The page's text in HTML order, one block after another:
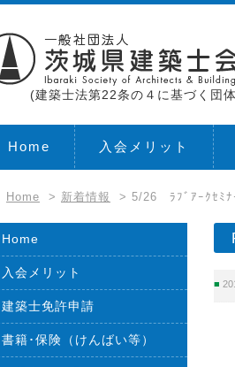
(建築士法第22条の４に基づく団
Home 入会メリット
Home > 新着情報 > 5/26 ﾗﾌﾞｱｰｸｾﾐﾅ
Home
入会メリット
建築士免許申請
書籍･保険（けんばい等）